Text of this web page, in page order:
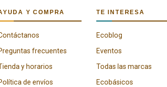
Y COMPRA
frecuentes
y horarios
de envíos
TE INTERESA
Ecoblog
Eventos
Todas las marcas
Ecobásicos